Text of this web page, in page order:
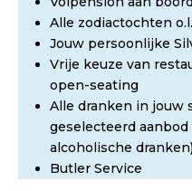
Alle zodiactochten
Jouw persoonlijke
Vrije keuze van
open-seating
Alle dranken in jouw
geselecteerd
alcoholische dranken)
Butler Service